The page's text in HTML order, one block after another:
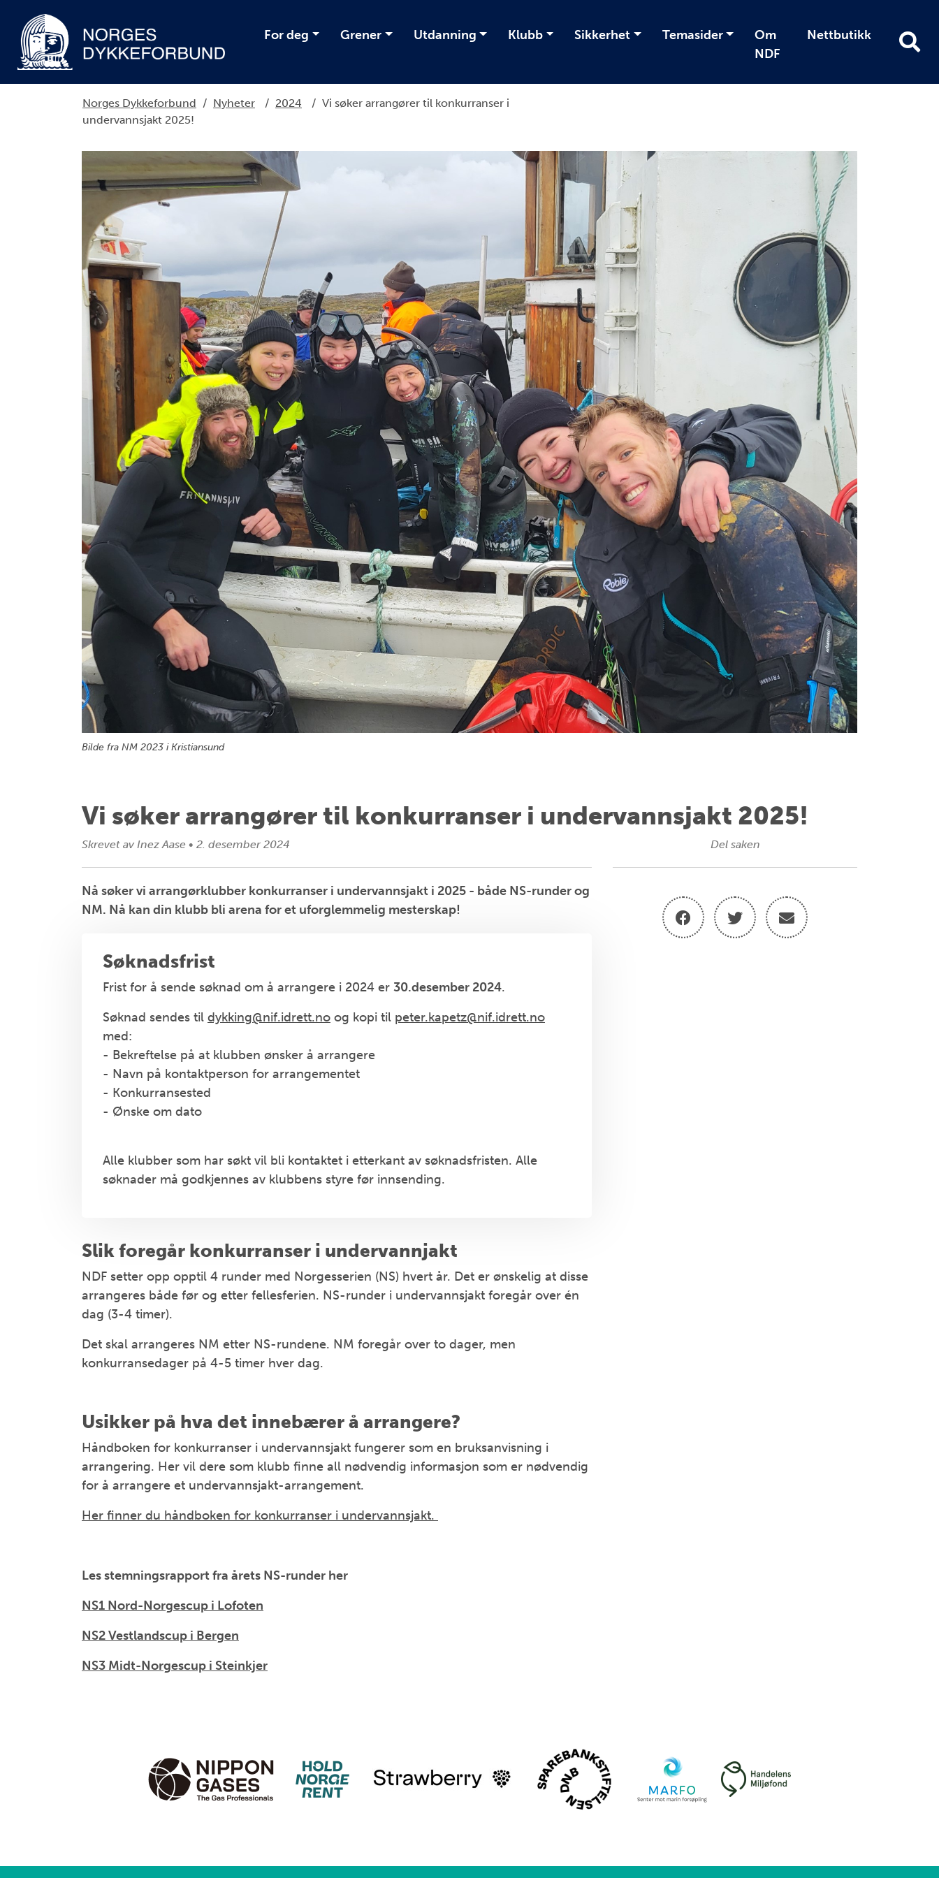
For deg Grener Utdanning Klubb Sikkerhet Temasider
Om
NDF
Nettbutikk
Norges Dykkeforbund / Nyheter / 2024 / Vi søker arrangører til konkurranser i
undervannsjakt 2025!
Bilde fra NM 2023 i Kristiansund
Vi søker arrangører til konkurranser i undervannsjakt 2025!
Skrevet av Inez Aase • 2. desember 2024
Nå søker vi arrangørklubber konkurranser i undervannsjakt i 2025 - både NS-runder og
NM. Nå kan din klubb bli arena for et uforglemmelig mesterskap!
Søknadsfrist
Frist for å sende søknad om å arrangere i 2024 er 30.desember 2024.
Søknad sendes til dykking@nif.idrett.no og kopi til peter.kapetz@nif.idrett.no
med:
- Bekreftelse på at klubben ønsker å arrangere
- Navn på kontaktperson for arrangementet
- Konkurransested
- Ønske om dato
Alle klubber som har søkt vil bli kontaktet i etterkant av søknadsfristen. Alle
søknader må godkjennes av klubbens styre før innsending.
Slik foregår konkurranser i undervannjakt
NDF setter opp opptil 4 runder med Norgesserien (NS) hvert år. Det er ønskelig at disse
arrangeres både før og etter fellesferien. NS-runder i undervannsjakt foregår over én
dag (3-4 timer).
Det skal arrangeres NM etter NS-rundene. NM foregår over to dager, men
konkurransedager på 4-5 timer hver dag.
Usikker på hva det innebærer å arrangere?
Håndboken for konkurranser i undervannsjakt fungerer som en bruksanvisning i
arrangering. Her vil dere som klubb finne all nødvendig informasjon som er nødvendig
for å arrangere et undervannsjakt-arrangement.
Her finner du håndboken for konkurranser i undervannsjakt.
Les stemningsrapport fra årets NS-runder her
NS1 Nord-Norgescup i Lofoten
NS2 Vestlandscup i Bergen
NS3 Midt-Norgescup i Steinkjer
Del saken